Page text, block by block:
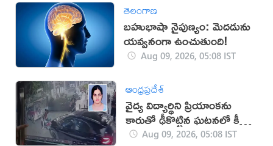
తెలంగాణ
బహుభాషా నైపుణ్యం: మెదడును
యవ్వనంగా ఉంచుతుంది!
Aug 09, 2026, 05:08 IST
ఆంధ్రప్రదేశ్
వైద్య విద్యార్థిని ప్రియాంకను
కారుతో ఢీకొట్టిన ఘటనలో కీలక
పరిణామం
Aug 09, 2026, 05:08 IST